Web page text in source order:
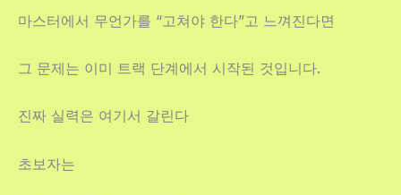
마스터에서 무언가를 “고쳐야 한다”고 느껴진다면
그 문제는 이미 트랙 단계에서 시작된 것입니다.
진짜 실력은 여기서 갈린다
초보자는